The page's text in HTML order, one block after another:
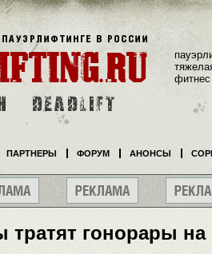
гонорары на
фитнес
ПАРТНЕРЫ ФОРУМ АНОНСЫ